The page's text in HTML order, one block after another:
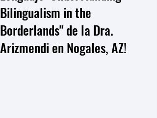
Bilingualism in the
Borderlands" de la Dra.
Arizmendi en Nogales, AZ!